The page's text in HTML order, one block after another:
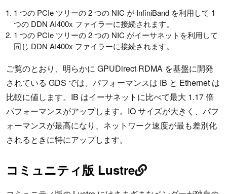
1 つの PCIe ツリーの 2 つの NIC が InfiniBand を利用して 1
つの DDN AI400x ファイラーに接続されます。
1 つの PCIe ツリーの 2 つの NIC がイーサネットを利用して
同じ DDN AI400x ファイラーに接続されます。
ご覧のとおり、明らかに GPUDirect RDMA を基盤に開発
されている GDS では、パフォーマンスは IB と Ethernet は
比較に値します。IB はイーサネットに比べて最大 1.17 倍
パフォーマンスがアップします。IO サイズが大きく、パフ
ォーマンスが最高になり、ネットワーク速度が最も差別化
されるときに特にアップします。
コミュニティ版 Lustre